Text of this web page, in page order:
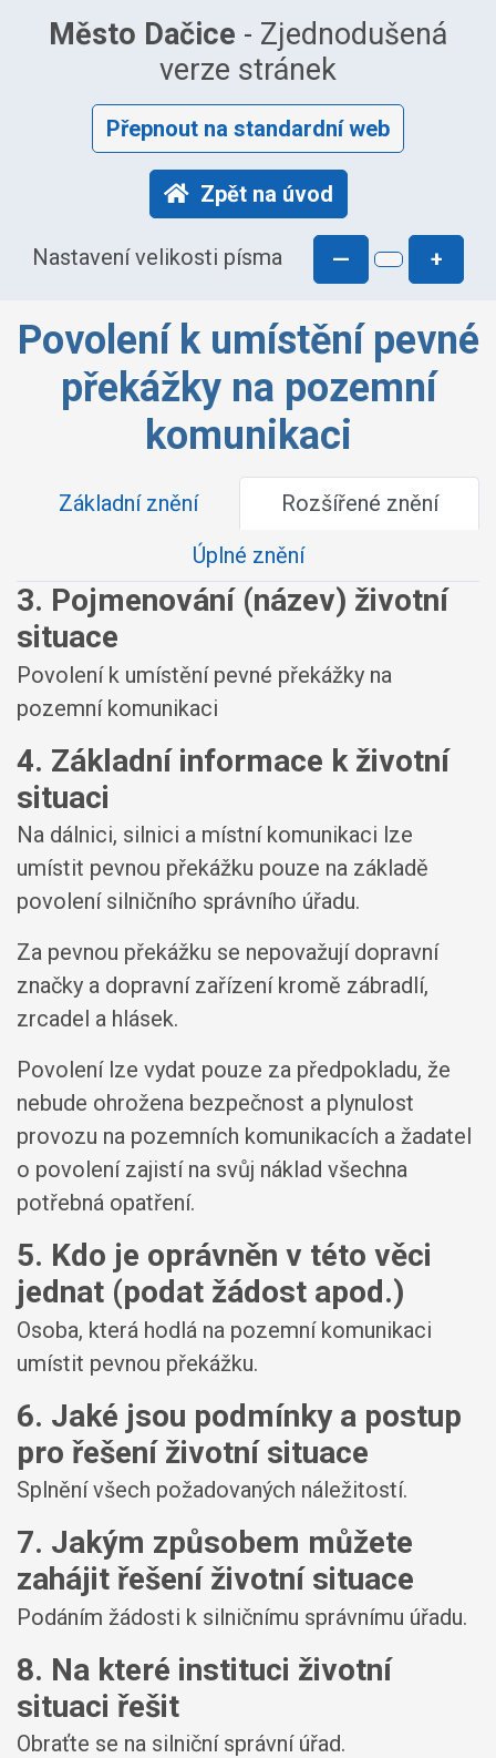
Město Dačice - Zjednodušená
verze stránek
Přepnout na standardní web
Zpět na úvod
Nastavení velikosti písma — +
Povolení k umístění pevné
překážky na pozemní
komunikaci
Základní znění
Rozšířené znění
Úplné znění
3. Pojmenování (název) životní
situace
Povolení k umístění pevné překážky na
pozemní komunikaci
4. Základní informace k životní
situaci
Na dálnici, silnici a místní komunikaci lze
umístit pevnou překážku pouze na základě
povolení silničního správního úřadu.
Za pevnou překážku se nepovažují dopravní
značky a dopravní zařízení kromě zábradlí,
zrcadel a hlásek.
Povolení lze vydat pouze za předpokladu, že
nebude ohrožena bezpečnost a plynulost
provozu na pozemních komunikacích a žadatel
o povolení zajistí na svůj náklad všechna
potřebná opatření.
5. Kdo je oprávněn v této věci
jednat (podat žádost apod.)
Osoba, která hodlá na pozemní komunikaci
umístit pevnou překážku.
6. Jaké jsou podmínky a postup
pro řešení životní situace
Splnění všech požadovaných náležitostí.
7. Jakým způsobem můžete
zahájit řešení životní situace
Podáním žádosti k silničnímu správnímu úřadu.
8. Na které instituci životní
situaci řešit
Obraťte se na silniční správní úřad.